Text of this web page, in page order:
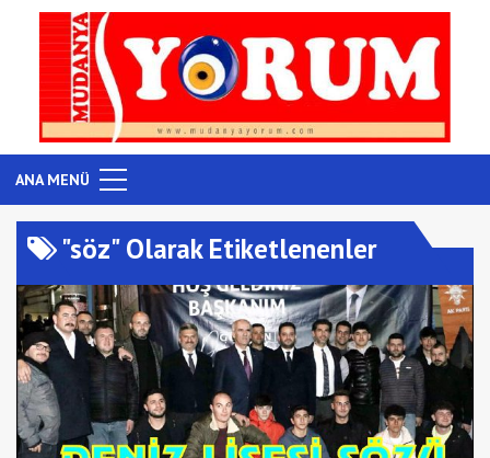
ANA MENÜ
"söz" Olarak Etiketlenenler